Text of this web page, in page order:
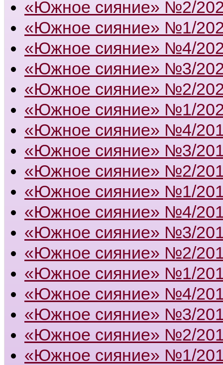
«Южное сияние» №2/
«Южное сияние» №1/
«Южное сияние» №4/
«Южное сияние» №3/
«Южное сияние» №2/
«Южное сияние» №1/
«Южное сияние» №4/
«Южное сияние» №3/
«Южное сияние» №2/
«Южное сияние» №1/
«Южное сияние» №4/
«Южное сияние» №3/
«Южное сияние» №2/
«Южное сияние» №1/
«Южное сияние» №4/
«Южное сияние» №3/
«Южное сияние» №2/
«Южное сияние» №1/